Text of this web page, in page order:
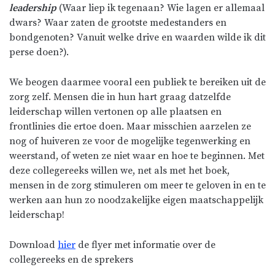
leadership (Waar liep ik tegenaan? Wie lagen er allemaal
dwars? Waar zaten de grootste medestanders en
bondgenoten? Vanuit welke drive en waarden wilde ik dit
perse doen?).
We beogen daarmee vooral een publiek te bereiken uit de
zorg zelf. Mensen die in hun hart graag datzelfde
leiderschap willen vertonen op alle plaatsen en
frontlinies die ertoe doen. Maar misschien aarzelen ze
nog of huiveren ze voor de mogelijke tegenwerking en
weerstand, of weten ze niet waar en hoe te beginnen. Met
deze collegereeks willen we, net als met het boek,
mensen in de zorg stimuleren om meer te geloven in en te
werken aan hun zo noodzakelijke eigen maatschappelijk
leiderschap!
Download hier de flyer met informatie over de
collegereeks en de sprekers